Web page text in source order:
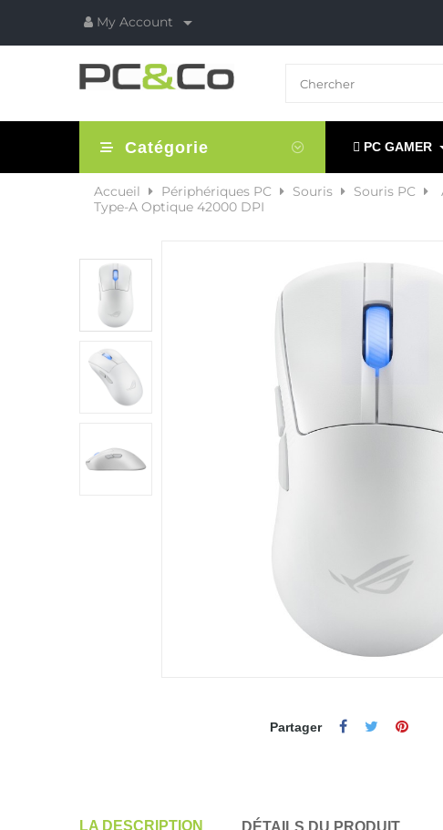
My Account 
Catégorie PC GAMER
Accueil Périphériques PC Souris Souris PC
Type-A Optique 42000 DPI
Partager
LA DESCRIPTION DÉTAILS DU PRODUIT